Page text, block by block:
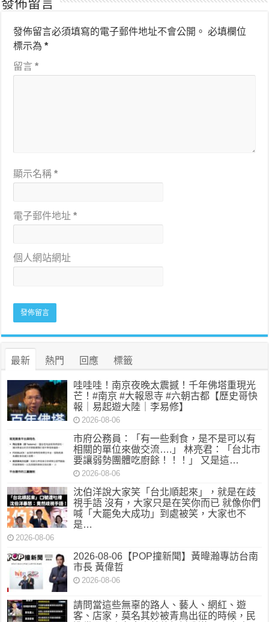
發佈留言
發佈留言必須填寫的電子郵件地址不會公開。 必填欄位
標示為*
留言*
顯示名稱*
電子郵件地址*
個人網站網址
最新 熱門 回應 標籤
哇哇哇！南京夜晚太震撼！千年佛塔重現光
芒！#南京 #大報恩寺 #六朝古都【歷史哥快
報｜易起遊大陸｜李易修】
2026-08-06
市府公務員：「有一些剩食，是不是可以有
相關的單位來做交流….」 林亮君：「台北市
要讓弱勢團體吃廚餘！！！」 又是這…
2026-08-06
沈伯洋說大家笑「台北順起來」，就是在歧
視手語 沒有，大家只是在笑你而已 就像你們
喊「大罷免大成功」到處被笑，大家也不
是…
2026-08-06
2026-08-06【POP撞新聞】黃暐瀚專訪台南
市長 黃偉哲
2026-08-06
請問當這些無辜的路人、藝人、網紅、遊
客、店家，莫名其妙被青鳥出征的時候，民